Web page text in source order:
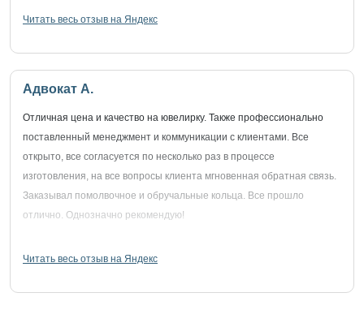
Читать весь отзыв на Яндекс
Адвокат А.
Отличная цена и качество на ювелирку. Также профессионально
поставленный менеджмент и коммуникации с клиентами. Все
открыто, все согласуется по несколько раз в процессе
изготовления, на все вопросы клиента мгновенная обратная связь.
Заказывал помолвочное и обручальные кольца. Все прошло
отлично. Однозначно рекомендую!
Читать весь отзыв на Яндекс